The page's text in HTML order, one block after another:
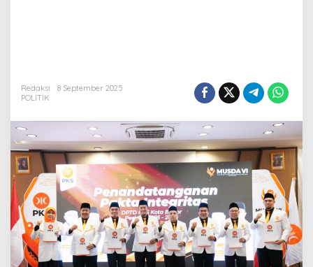
Redaksi
8 September 2025
POLITIK